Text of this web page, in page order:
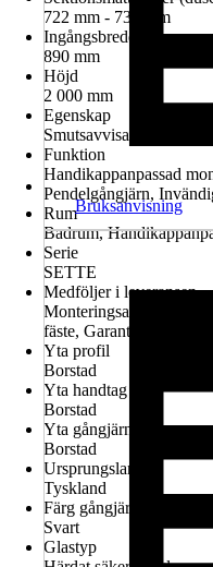
722 mm - 736 mm
Ingångsbredd
890 mm
Höjd
2 000 mm
Egenskap
Smutsavvisande
Funktion
Handikappanpassad
Pendelgångjärn,
Rum
Badrum,
Serie
SETTE
Medföljer i leveransen
Monteringsanvisningar,
fäste, Garantiintyg
Yta profil
Borstad
Yta handtag
Borstad
Yta gångjärn
Borstad
Ursprungsland
Tyskland
Färg gångjärn
Svart
Glastyp
Bruksanvisning